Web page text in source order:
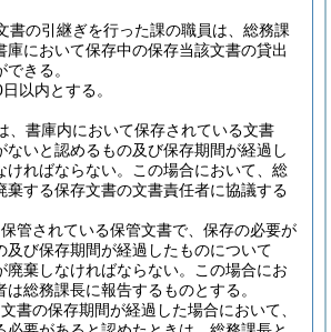
書の引継ぎを行った課の職員は、総務課
庫において保存中の保存当該文書の貸出
きる。
以内とする。
、書庫内において保存されている文書
ないと認めるもの及び保存期間が経過し
ればならない。
この場合において、総
棄する保存文書の文書責任者に協議する
管されている保管文書で、保存の必要が
及び保存期間が経過したものについて
棄しなければならない。
この場合にお
は総務課長に報告するものとする。
書の保存期間が経過した場合において、